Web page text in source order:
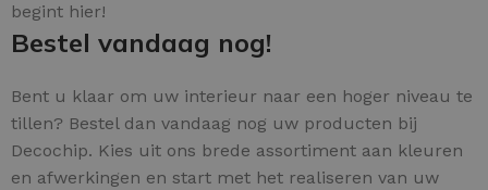
begint hier!
Bestel vandaag nog!
Bent u klaar om uw interieur naar een hoger niveau te
tillen? Bestel dan vandaag nog uw producten bij
Decochip. Kies uit ons brede assortiment aan kleuren
en afwerkingen en start met het realiseren van uw